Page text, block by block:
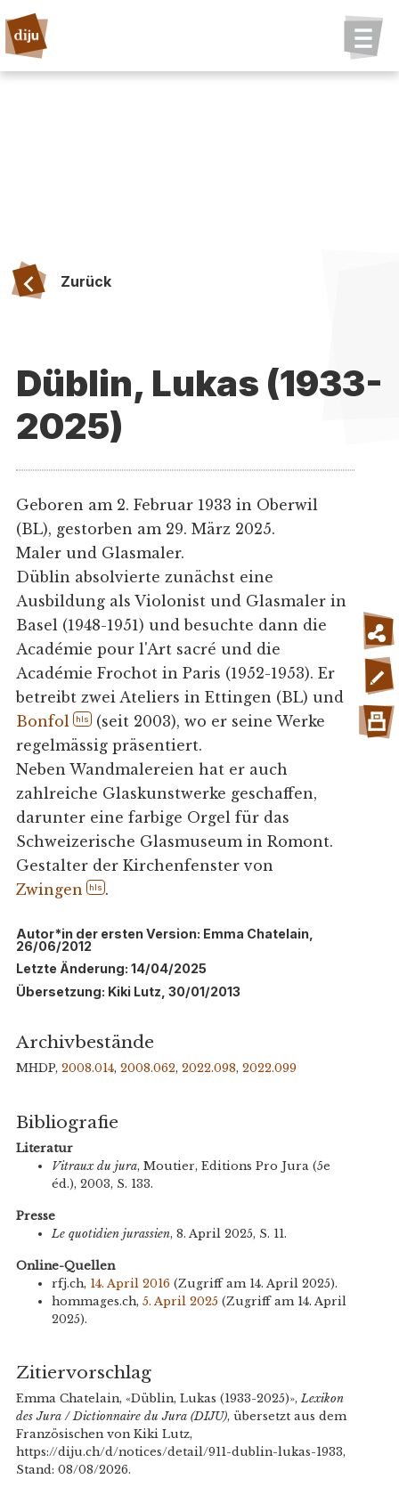
Zurück
Düblin, Lukas (1933-
2025)
Geboren am 2. Februar 1933 in Oberwil
(BL), gestorben am 29. März 2025.
Maler und Glasmaler.
Düblin absolvierte zunächst eine
Ausbildung als Violonist und Glasmaler in
Basel (1948-1951) und besuchte dann die
Académie pour l'Art sacré und die
Académie Frochot in Paris (1952-1953). Er
betreibt zwei Ateliers in Ettingen (BL) und
Bonfol
hls (seit 2003), wo er seine Werke
regelmässig präsentiert.
Neben Wandmalereien hat er auch
zahlreiche Glaskunstwerke geschaffen,
darunter eine farbige Orgel für das
Schweizerische Glasmuseum in Romont.
Gestalter der Kirchenfenster von
Zwingen
hls .
Autor*in der ersten Version: Emma Chatelain,
26/06/2012
Letzte Änderung: 14/04/2025
Übersetzung: Kiki Lutz, 30/01/2013
Archivbestände
MHDP, 2008.014, 2008.062, 2022.098, 2022.099
Bibliografie
Literatur
Vitraux du jura, Moutier, Editions Pro Jura (5e
éd.), 2003, S. 133.
Presse
Le quotidien jurassien, 8. April 2025, S. 11.
Online-Quellen
rfj.ch, 14. April 2016(Zugriff am14. April 2025).
hommages.ch, 5. April 2025(Zugriff am14. April
2025).
Zitiervorschlag
Emma Chatelain, «Düblin, Lukas (1933-2025)»,Lexikon
des Jura / Dictionnaire du Jura (DIJU), übersetzt aus dem
Französischen von Kiki Lutz,
https://diju.ch/d/notices/detail/911-dublin-lukas-1933,
Stand: 08/08/2026.